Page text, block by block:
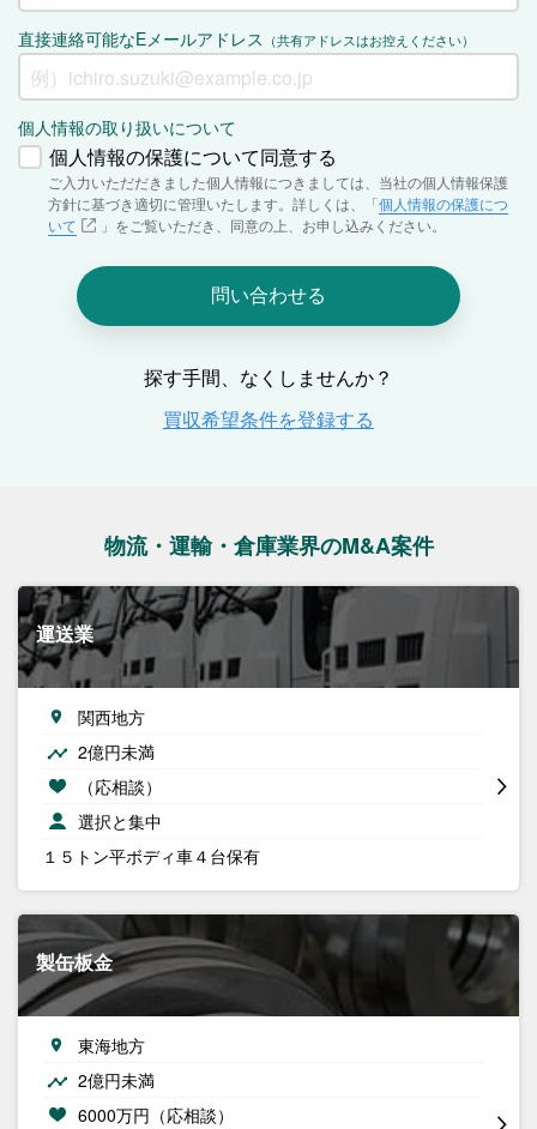
物流・運輸・倉庫業界のM&A案件
運送業
関西地方
2億円未満
（応相談）
選択と集中
１５トン平ボディ車４台保有
製缶板金
東海地方
2億円未満
6000万円（応相談）